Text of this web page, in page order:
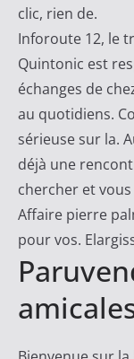
r
i
t
clic, rien de.
Inforoute 12, le
Quintonic est
échanges de
au quotidiens.
sérieuse sur la.
déjà une
chercher et
Affaire pierre
pour vos.